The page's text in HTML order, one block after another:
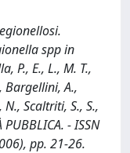
spp in
P., E., L., M. T.,
Bargellini, A.,
N., Scaltriti, S., S.,
PUBBLICA. - ISSN
pp. 21-26.